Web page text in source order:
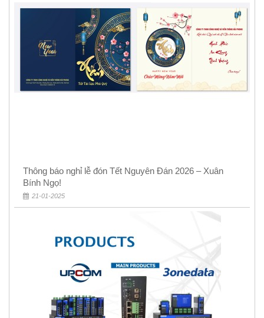
Thông báo nghỉ lễ đón Tết Nguyên Đán 2026 – Xuân
Bính Ngọ!
21-01-2025